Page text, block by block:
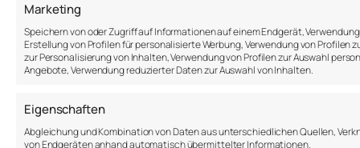
Marketing
Speichern von oder Zugriff auf Informationen auf einem Endgerät,
Erstellung von Profilen für personalisierte Werbung, Verwendung von Profilen
zur Personalisierung von Inhalten, Verwendung von Profilen zur Auswahl
Angebote, Verwendung reduzierter Daten zur Auswahl von Inhalten.
Eigenschaften
Abgleichung und Kombination von Daten aus unterschiedlichen Quellen,
von Endgeräten anhand automatisch übermittelter Informationen.
Anton Samsonov
Sprache: DE | EN | RU